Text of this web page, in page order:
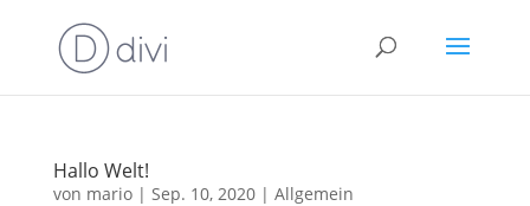
Hallo Welt!
von mario| Sep. 10, 2020| Allgemein